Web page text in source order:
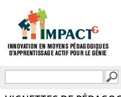
FORMULAIRE DE